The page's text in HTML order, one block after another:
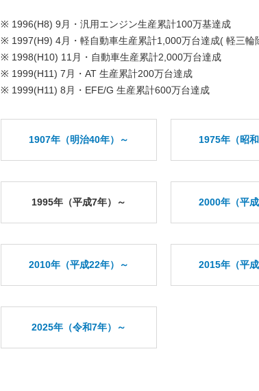
※ 1996(H8) 9月・汎用エンジン生産累計100万基達成
※ 1997(H9) 4月・軽自動車生産累計1,000万台達成( 軽三輪
※ 1998(H10) 11月・自動車生産累計2,000万台達成
※ 1999(H11) 7月・AT 生産累計200万台達成
※ 1999(H11) 8月・EFE/G 生産累計600万台達成
1907年（明治40年）～ 1975年（昭
1995年（平成7年）～ 2000年（平
2010年（平成22年）～ 2015年（平
2025年（令和7年）～